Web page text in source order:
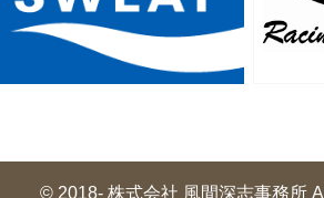
© 2018- 株式会社 風間深志事務所